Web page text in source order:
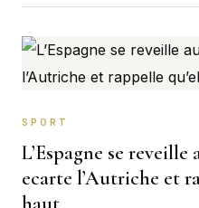
carrière.
SPORT
L’Espagne se
ecarte l’Autriche et